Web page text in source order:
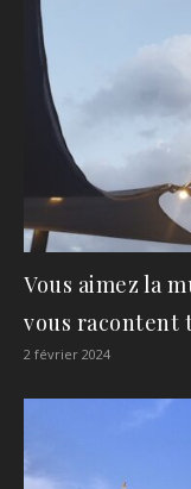
Vous aimez la
vous racontent
2 février 2024